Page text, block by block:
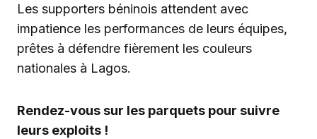
Les supporters béninois attendent avec
impatience les performances de leurs équipes,
prêtes à défendre fièrement les couleurs
nationales à Lagos.
Rendez-vous sur les parquets pour suivre
leurs exploits !